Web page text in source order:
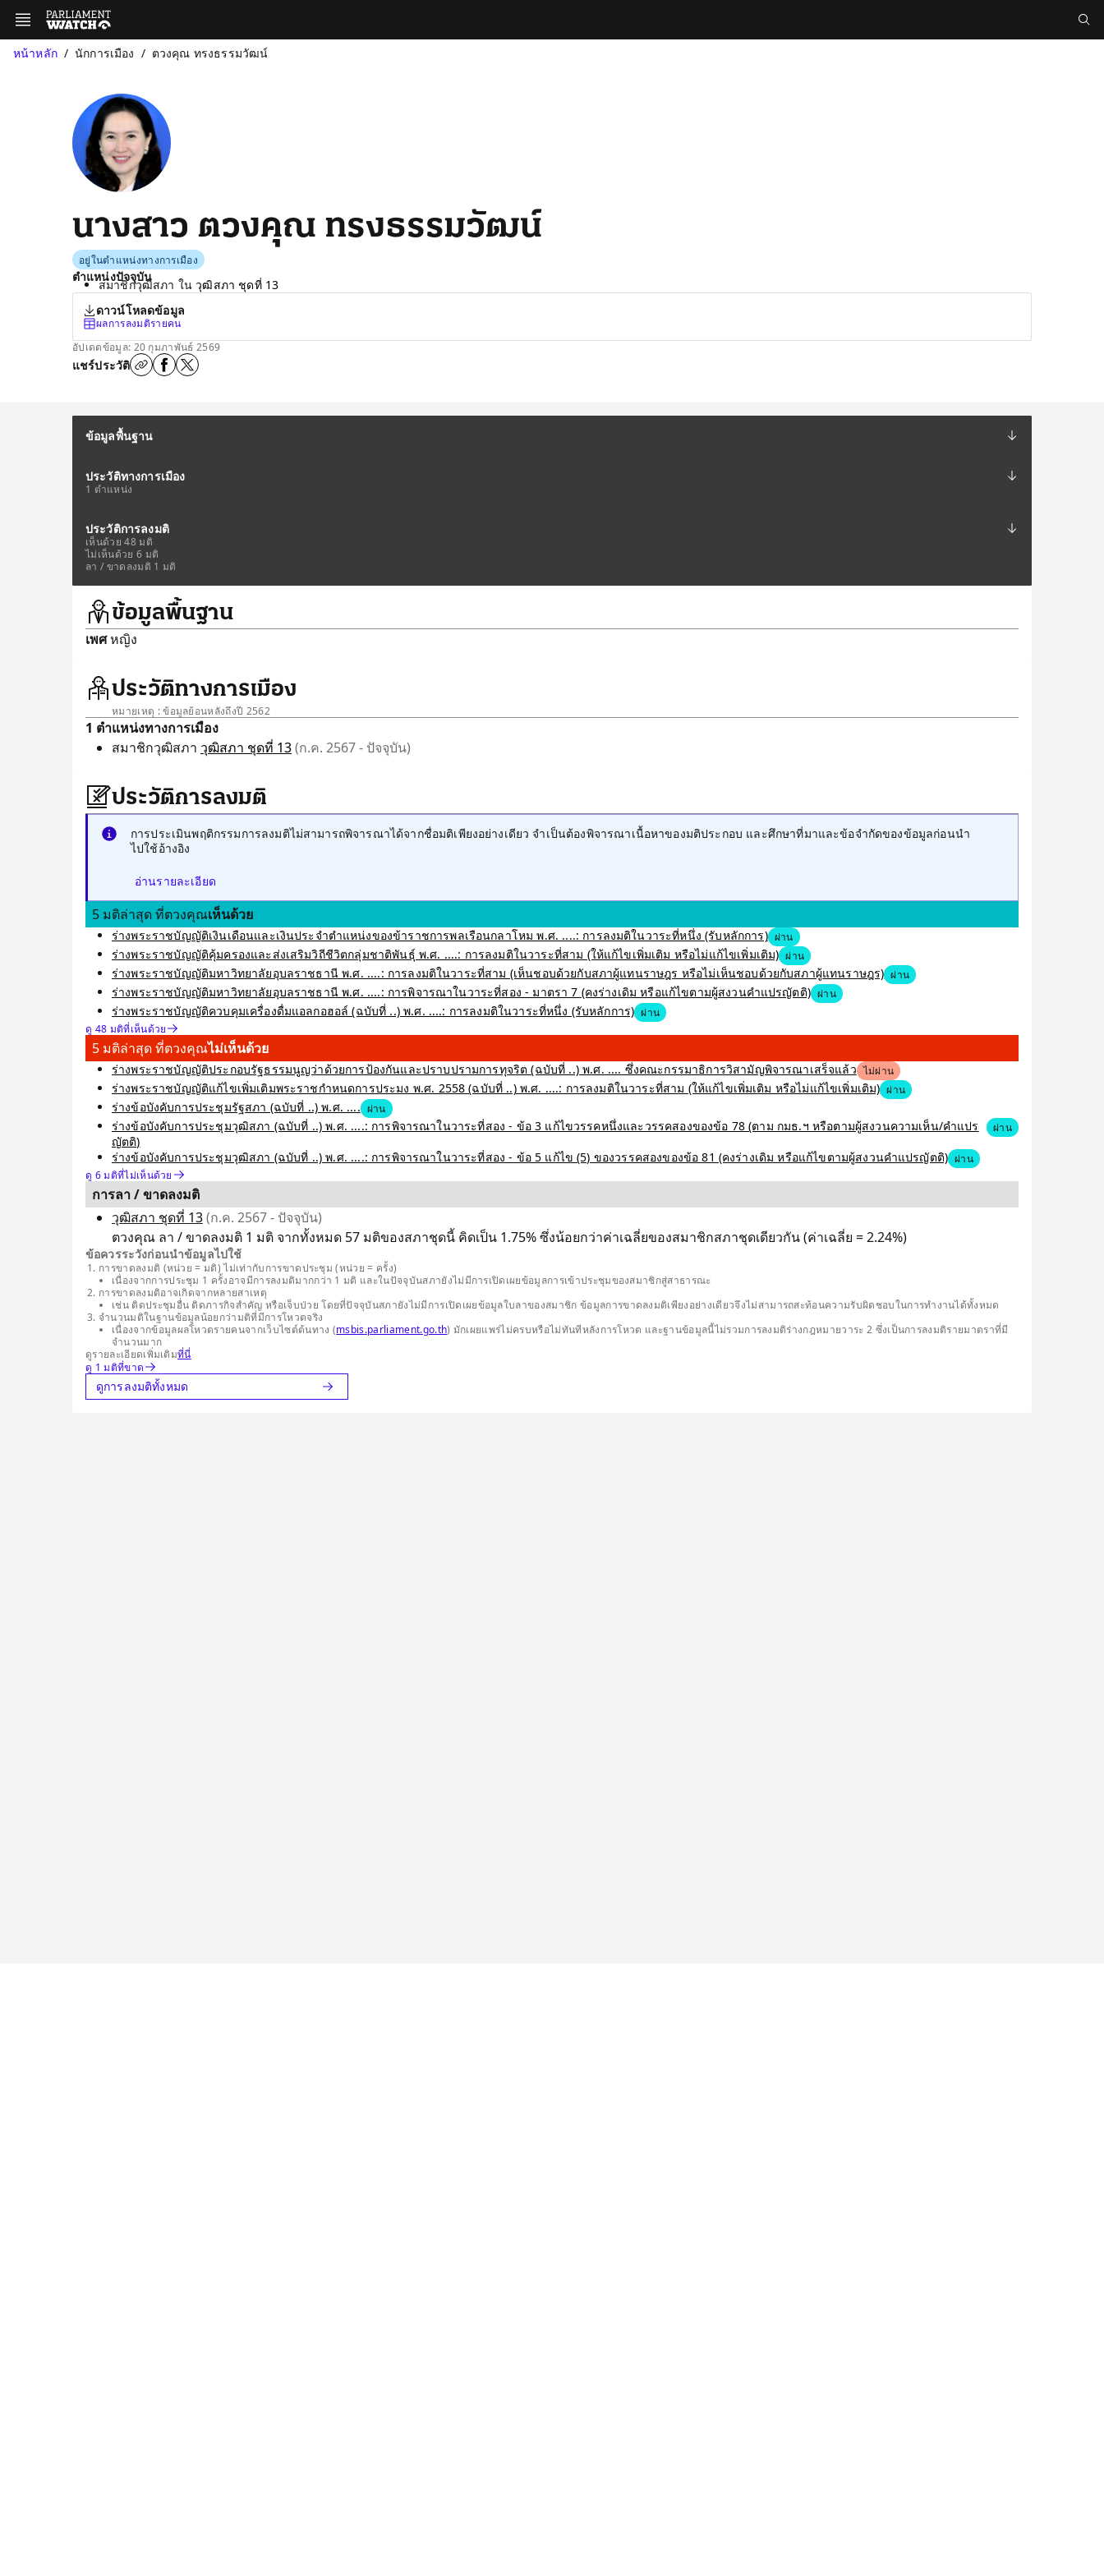
หน้าหลัก นักการเมือง ตวงคุณ ทรงธรรมวัฒน์
นางสาว ตวงคุณ ทรงธรรมวัฒน์
อยู่ในตำแหน่งทางการเมือง
ตำแหน่งปัจจุบัน
สมาชิกวุฒิสภา ในวุฒิสภา ชุดที่ 13
ดาวน์โหลดข้อมูล
ผลการลงมติรายคน
อัปเดตข้อมูล: 20 กุมภาพันธ์ 2569
แชร์ประวัติ
ข้อมูลพื้นฐาน
ประวัติทางการเมือง
1 ตำแหน่ง
ประวัติการลงมติ
เห็นด้วย 48 มติ
ไม่เห็นด้วย 6 มติ
ลา / ขาดลงมติ 1 มติ
ข้อมูลพื้นฐาน
เพศหญิง
ประวัติทางการเมือง
หมายเหตุ : ข้อมูลย้อนหลังถึงปี 2562
1 ตำแหน่งทางการเมือง
สมาชิกวุฒิสภา วุฒิสภา ชุดที่ 13(ก.ค. 2567 - ปัจจุบัน)
ประวัติการลงมติ
การประเมินพฤติกรรมการลงมติไม่สามารถพิจารณาได้จากชื่อมติเพียงอย่างเดียว จำเป็นต้องพิจารณาเนื้อหาของมติประกอบ และศึกษาที่มาและข้อจำกัดของข้อมูลก่อนนำ
ไปใช้อ้างอิง
อ่านรายละเอียด
5 มติล่าสุด ที่ตวงคุณเห็นด้วย
ร่างพระราชบัญญัติเงินเดือนและเงินประจำตำแหน่งของข้าราชการพลเรือนกลาโหม พ.ศ. ....: การลงมติในวาระที่หนึ่ง (รับหลักการ) ผ่าน
ร่างพระราชบัญญัติคุ้มครองและส่งเสริมวิถีชีวิตกลุ่มชาติพันธุ์ พ.ศ. ....: การลงมติในวาระที่สาม (ให้แก้ไขเพิ่มเติม หรือไม่แก้ไขเพิ่มเติม) ผ่าน
ร่างพระราชบัญญัติมหาวิทยาลัยอุบลราชธานี พ.ศ. ....: การลงมติในวาระที่สาม (เห็นชอบด้วยกับสภาผู้แทนราษฎร หรือไม่เห็นชอบด้วยกับสภาผู้แทนราษฎร) ผ่าน
ร่างพระราชบัญญัติมหาวิทยาลัยอุบลราชธานี พ.ศ. ....: การพิจารณาในวาระที่สอง - มาตรา 7 (คงร่างเดิม หรือแก้ไขตามผู้สงวนคำแปรญัตติ) ผ่าน
ร่างพระราชบัญญัติควบคุมเครื่องดื่มแอลกอฮอล์ (ฉบับที่ ..) พ.ศ. ....: การลงมติในวาระที่หนึ่ง (รับหลักการ) ผ่าน
ดู 48 มติที่เห็นด้วย
5 มติล่าสุด ที่ตวงคุณไม่เห็นด้วย
ร่างพระราชบัญญัติประกอบรัฐธรรมนูญว่าด้วยการป้องกันและปราบปรามการทุจริต (ฉบับที่ ..) พ.ศ. .... ซึ่งคณะกรรมาธิการวิสามัญพิจารณาเสร็จแล้ว ไม่ผ่าน
ร่างพระราชบัญญัติแก้ไขเพิ่มเติมพระราชกำหนดการประมง พ.ศ. 2558 (ฉบับที่ ..) พ.ศ. ....: การลงมติในวาระที่สาม (ให้แก้ไขเพิ่มเติม หรือไม่แก้ไขเพิ่มเติม) ผ่าน
ร่างข้อบังคับการประชุมรัฐสภา (ฉบับที่ ..) พ.ศ. .... ผ่าน
ร่างข้อบังคับการประชุมวุฒิสภา (ฉบับที่ ..) พ.ศ. ....: การพิจารณาในวาระที่สอง - ข้อ 3 แก้ไขวรรคหนึ่งและวรรคสองของข้อ 78 (ตาม กมธ.ฯ หรือตามผู้สงวนความเห็น/คำแปร
ญัตติ)
ผ่าน
ร่างข้อบังคับการประชุมวุฒิสภา (ฉบับที่ ..) พ.ศ. ....: การพิจารณาในวาระที่สอง - ข้อ 5 แก้ไข (5) ของวรรคสองของข้อ 81 (คงร่างเดิม หรือแก้ไขตามผู้สงวนคำแปรญัตติ) ผ่าน
ดู 6 มติที่ไม่เห็นด้วย
การลา / ขาดลงมติ
วุฒิสภา ชุดที่ 13(ก.ค. 2567 - ปัจจุบัน)
ตวงคุณ ลา / ขาดลงมติ 1 มติ จากทั้งหมด 57 มติของสภาชุดนี้ คิดเป็น 1.75% ซึ่งน้อยกว่าค่าเฉลี่ยของสมาชิกสภาชุดเดียวกัน (ค่าเฉลี่ย = 2.24%)
ข้อควรระวังก่อนนำข้อมูลไปใช้
การขาดลงมติ (หน่วย = มติ) ไม่เท่ากับการขาดประชุม (หน่วย = ครั้ง)
เนื่องจากการประชุม 1 ครั้งอาจมีการลงมติมากกว่า 1 มติ และในปัจจุบันสภายังไม่มีการเปิดเผยข้อมูลการเข้าประชุมของสมาชิกสู่สาธารณะ
การขาดลงมติอาจเกิดจากหลายสาเหตุ
เช่น ติดประชุมอื่น ติดภารกิจสำคัญ หรือเจ็บป่วย โดยที่ปัจจุบันสภายังไม่มีการเปิดเผยข้อมูลใบลาของสมาชิก ข้อมูลการขาดลงมติเพียงอย่างเดียวจึงไม่สามารถสะท้อนความรับผิดชอบในการทำงานได้ทั้งหมด
จำนวนมติในฐานข้อมูลน้อยกว่ามติที่มีการโหวตจริง
เนื่องจากข้อมูลผลโหวตรายคนจากเว็บไซต์ต้นทาง (msbis.parliament.go.th) มักเผยแพร่ไม่ครบหรือไม่ทันทีหลังการโหวต และฐานข้อมูลนี้ไม่รวมการลงมติร่างกฎหมายวาระ 2 ซึ่งเป็นการลงมติรายมาตราที่มี
จำนวนมาก
ดูรายละเอียดเพิ่มเติมที่นี่
ดู 1 มติที่ขาด
ดูการลงมติทั้งหมด